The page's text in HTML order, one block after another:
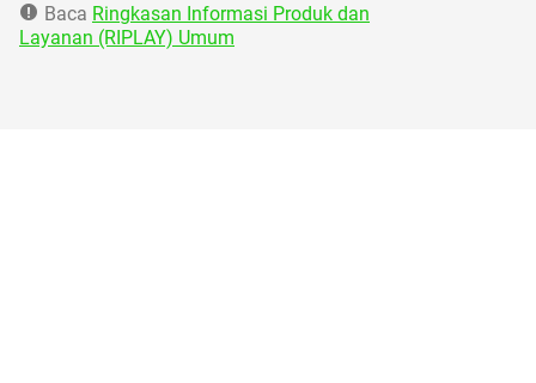
Baca Ringkasan Informasi Produk dan
Layanan (RIPLAY) Umum